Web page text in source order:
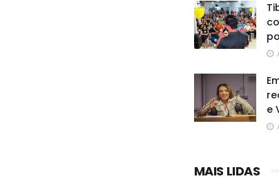
e
MAIS LIDAS